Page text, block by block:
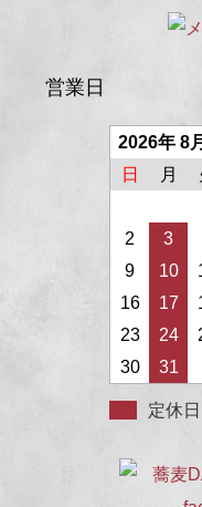
営業日
2026年 8月
日
月
2
3
9
10
16
17
23
24
30
31
定休日